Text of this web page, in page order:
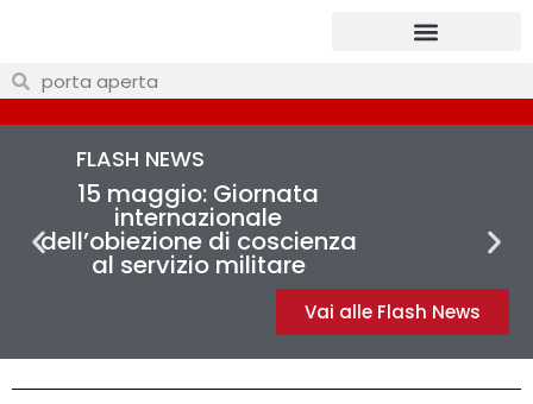
FLASH NEWS
15 maggio: Giornata
internazionale
dell’obiezione di coscienza
al servizio militare
Vai alle Flash News